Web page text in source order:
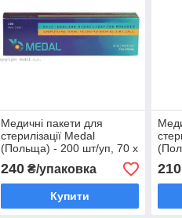
Медичні пакети для
стерилізації Medal
(Польща) - 200 шт/уп, 70 x
240₴/упаковка
Купити
210